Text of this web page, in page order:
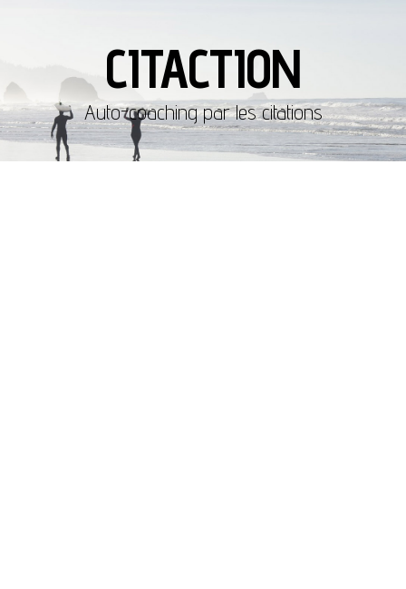
CITACTION
Auto-coaching par les citations